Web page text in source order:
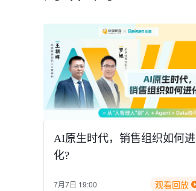
AI原生时代，销售组织如何进
化?
7月7日 19:00 观看回放